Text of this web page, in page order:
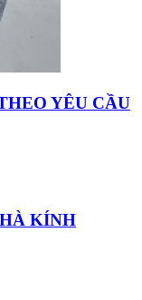
YÊU CẦU
KÍNH